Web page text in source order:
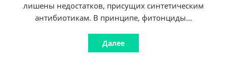
лишены недостатков, присущих синтетическим
антибиотикам. В принципе, фитонциды...
Далее